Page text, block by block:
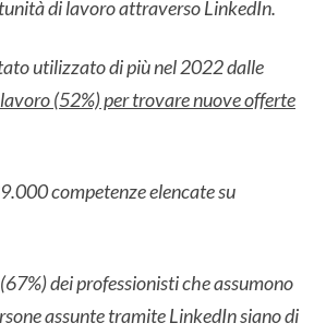
di lavoro attraverso LinkedIn.
utilizzato di più nel 2022 dalle
(52%) per trovare nuove offerte
competenze elencate su
dei professionisti che assumono
assunte tramite LinkedIn siano di